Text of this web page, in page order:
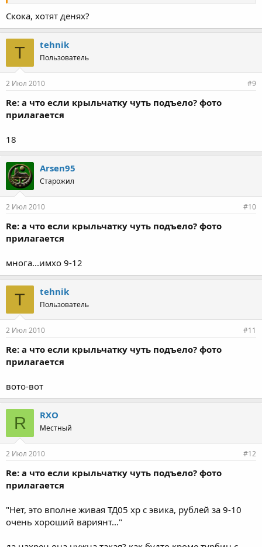
Скока, хотят денях?
T tehnik
Пользователь
2 Июл 2010 #9
Re: а что если крыльчатку чуть подъело? фото
прилагается
18
Arsen95
Старожил
2 Июл 2010 #10
Re: а что если крыльчатку чуть подъело? фото
прилагается
многа...имхо 9-12
T tehnik
Пользователь
2 Июл 2010 #11
Re: а что если крыльчатку чуть подъело? фото
прилагается
вото-вот
R RXO
Местный
2 Июл 2010 #12
Re: а что если крыльчатку чуть подъело? фото
прилагается
"Нет, это вполне живая ТД05 хр с эвика, рублей за 9-10
очень хороший вариянт..."